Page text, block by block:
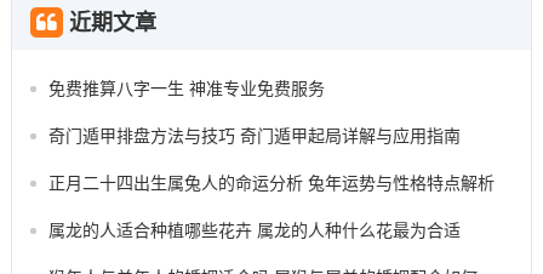
近期文章
免费推算八字一生 神准专业免费服务
奇门遁甲排盘方法与技巧 奇门遁甲起局详解与应用指南
正月二十四出生属兔人的命运分析 兔年运势与性格特点解析
属龙的人适合种植哪些花卉 属龙的人种什么花最为合适